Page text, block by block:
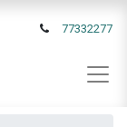
77332277